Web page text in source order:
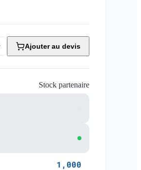
Ajouter au devis
Stock partenaire
1,000